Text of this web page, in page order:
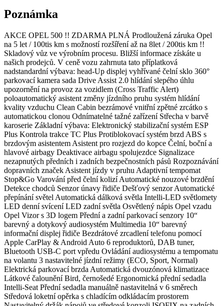
Poznámka
AKCE OPEL 500 !! ZDARMA PLNÁ Prodloužená záruka Opel
na 5 let / 100tis km s možností rozšíření až na 8let / 200tis km !!
Skladový vůz ve výrobním procesu. Bližší informace získáte u
našich prodejců. V ceně vozu zahrnuta tato příplatková
nadstandardní výbava: head-Up displej vyhřívané čelní sklo 360°
parkovací kamera sada Drive Assist 2.0 hlídání slepého úhlu
upozornění na provoz za vozidlem (Cross Traffic Alert)
poloautomatický asistent změny jízdního pruhu systém hlídání
kvality vzduchu Clean Cabin bezrámové vnitřní zpětné zrcátko s
automatickou clonou Odnímatelné tažné zařízení Střecha v barvě
karoserie Základní výbava: Elektronický stabilizační systém ESP
Plus Kontrola trakce TC Plus Protiblokovací systém brzd ABS s
brzdovým asistentem Asistent pro rozjezd do kopce Čelní, boční a
hlavové airbagy Deaktivace airbagu spolujezdce Signalizace
nezapnutých předních i zadních bezpečnostních pásů Rozpoznávání
dopravních značek Asistent jízdy v pruhu Adaptivní tempomat
Stop&Go Varování před čelní kolizí Automatické nouzové brzdění
Detekce chodců Senzor únavy řidiče Dešťový senzor Automatické
přepínání světel Automatická dálková světla Intelli-LED světlomety
LED denní svícení LED zadní světla Osvětlený nápis Opel vzadu
Opel Vizor s 3D logem Přední a zadní parkovací senzory 10“
barevný a dotykový audiosystém Multimedia 10“ barevný
informační displej řidiče Bezdrátové zrcadlení telefonu pomocí
Apple CarPlay & Android Auto 6 reproduktorů, DAB tuner,
Bluetooth USB-C port vpředu Ovládání audiosystému a tempomatu
na volantu 3 nastavitelné jízdní režimy (ECO, Sport, Normal)
Elektrická parkovací brzda Automatická dvouzónová klimatizace
Látkové čalounění Bird, černošedé Ergonomická přední sedadla
Intelli-Seat Přední sedadla manuálně nastavitelná v 6 směrech
Středová loketní opěrka s chladícím odkládacím prostorem